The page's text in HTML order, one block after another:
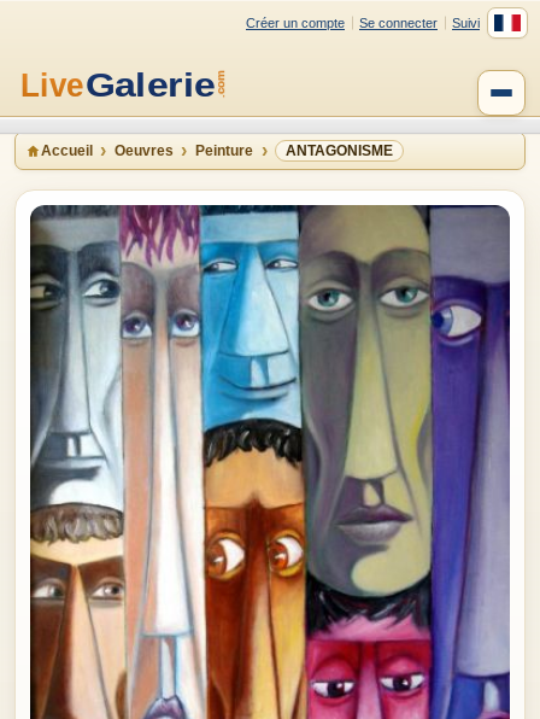
Créer un compte Se connecter Suivi
Accueil Oeuvres Peinture ANTAGONISME